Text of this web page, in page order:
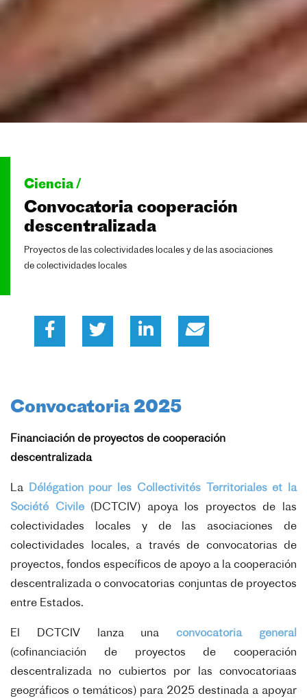
Ciencia /
Convocatoria cooperación
descentralizada
Proyectos de las colectividades locales y de las asociaciones
de colectividades locales
Convocatoria 2025
Financiación de proyectos de cooperación
descentralizada
La
Délégation pour les Collectivités Territoriales et la
Société Civile(DCTCIV) apoya los proyectos de las
colectividades locales y de las asociaciones de
colectividades locales, a través de convocatorias de
proyectos, fondos específicos de apoyo a la cooperación
descentralizada o convocatorias conjuntas de proyectos
entre Estados.
El DCTCIV lanza unaconvocatoria general
(cofinanciación de proyectos de cooperación
descentralizada no cubiertos por las convocatoriaas
geográficos o temáticos) para 2025 destinada a apoyar